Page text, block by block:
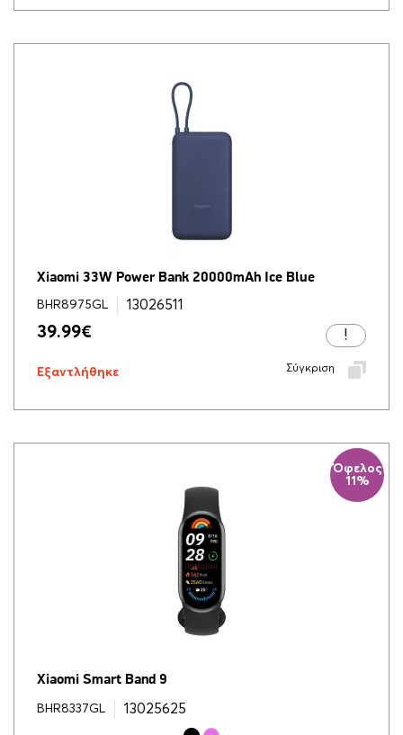
Xiaomi 33W Power Bank 20000mAh Ice Blue
BHR8975GL 13026511
39.99€
Εξαντλήθηκε Σύγκριση
Xiaomi Smart Band 9
BHR8337GL 13025625
Όφελος
11%